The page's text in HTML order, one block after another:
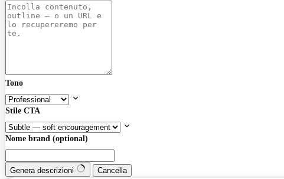
Tono
Stile CTA
Nome brand (optional)
Genera descrizioni Cancella